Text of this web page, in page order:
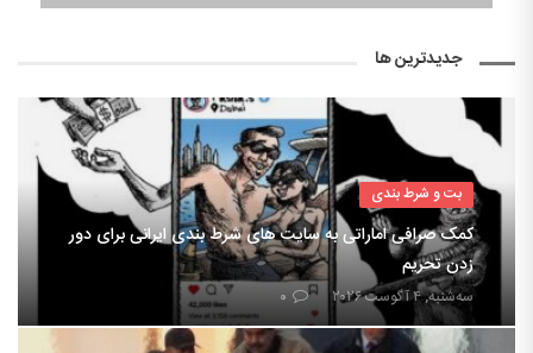
جدیدترین ها
بت و شرط بندی
کمک صرافی اماراتی به سایت های شرط بندی ایرانی برای دور
زدن تحریم
سه‌شنبه, ۴ آگوست ۲۰۲۶ ۰